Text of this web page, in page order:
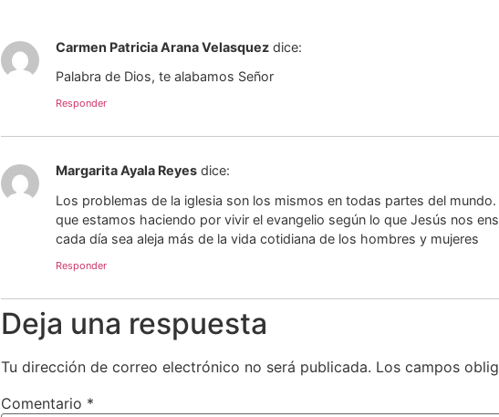
Carmen Patricia Arana Velasquez dice:
Palabra de Dios, te alabamos Señor
Responder
Margarita Ayala Reyes dice:
Los problemas de la iglesia son los mismos en todas partes del
que estamos haciendo por vivir el evangelio según lo que Jesús nos
cada día sea aleja más de la vida cotidiana de los hombres y mujeres
Responder
Deja una respuesta
Tu dirección de correo electrónico no será publicada. Los campos
Comentario *